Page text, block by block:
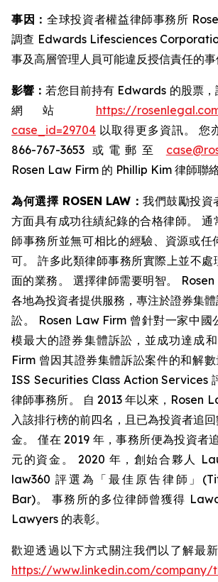
事因： 全球投資者權益律師事務所
調查 Edwards Lifesciences
事及高層管理人員可能違反授信責任的事
影響：若您目前持有 Edwards 的股票，
網站 https://
case_id=29704 以取得更多資訊。 您
866-767-3653 或電郵至
Rosen Law Firm 的 Phillip Kim 律師聯絡
為何選擇 ROSEN LAW：我們鼓勵投資
方面具有成功往績紀錄的合格律師。 通
師事務所並無可相比的經驗、資源或任
可。 許多此類律師事務所實際上並不處
面的業務。 選擇律師需要明智。
各地為投資者提供服務，專注於證券集
訟。 Rosen Law Firm 曾針對一家中國
模最大的證券集體訴訟，並成功達成
Firm 曾因其證券集體訴訟案件的和解
ISS Securities Class Action Services
律師事務所。 自 2013 年以來，Rosen
入該排行榜的前四名，且已為投資者追
金。 僅在 2019 年，事務所便為投資者
元的資金。 2020 年，創始合夥人
law360 評選為「最佳原告律師」
Bar)。 事務所的多位律師曾獲得
Lawyers 的表彰。
歡迎透過以下方式關注我們以了解最
https://www.linkedin.com/company/